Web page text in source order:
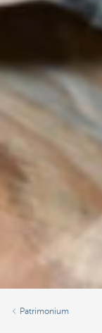
Patrimonium